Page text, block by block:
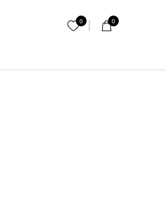
0
My List 0